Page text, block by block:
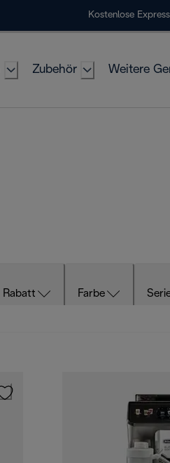
Kostenlose
Zubehör Weitere
Rabatt Farbe